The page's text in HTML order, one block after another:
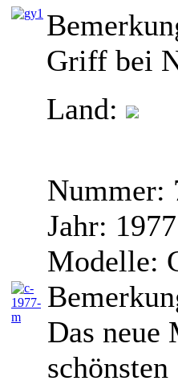
Griff bei
Land:
Nummer:
Jahr: 1977
Modelle:
Das neue